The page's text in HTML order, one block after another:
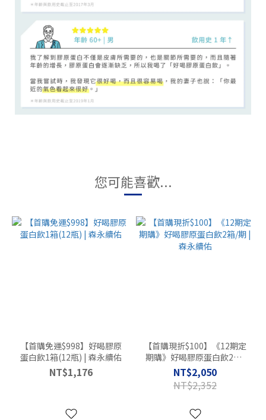
您可能喜歡...
【首購免運$998】好喝膠原
蛋白飲1箱(12瓶) | 森永續佑
NT$1,176
【首購現折$100】《12期定
期購》好喝膠原蛋白飲2箱/
期 | 森永續佑
NT$2,050
NT$2,352